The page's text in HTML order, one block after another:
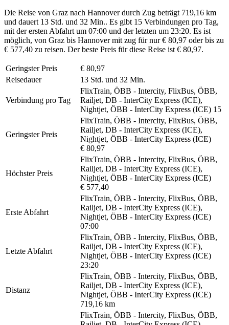
Die Reise von Graz nach Hannover durch Zug beträgt 719,16 km
und dauert 13 Std. und 32 Min.. Es gibt 15 Verbindungen pro Tag,
mit der ersten Abfahrt um 07:00 und der letzten um 23:20. Es ist
möglich, von Graz bis Hannover mit zug für nur € 80,97 oder bis zu
€ 577,40 zu reisen. Der beste Preis für diese Reise ist € 80,97.
Geringster Preis
€ 80,97
Reisedauer
13 Std. und 32 Min.
Verbindung pro Tag
FlixTrain, ÖBB - Intercity, FlixBus, ÖBB,
Railjet, DB - InterCity Express (ICE),
Nightjet, ÖBB - InterCity Express (ICE) 15
Geringster Preis
FlixTrain, ÖBB - Intercity, FlixBus, ÖBB,
Railjet, DB - InterCity Express (ICE),
Nightjet, ÖBB - InterCity Express (ICE)
€ 80,97
Höchster Preis
FlixTrain, ÖBB - Intercity, FlixBus, ÖBB,
Railjet, DB - InterCity Express (ICE),
Nightjet, ÖBB - InterCity Express (ICE)
€ 577,40
Erste Abfahrt
FlixTrain, ÖBB - Intercity, FlixBus, ÖBB,
Railjet, DB - InterCity Express (ICE),
Nightjet, ÖBB - InterCity Express (ICE)
07:00
Letzte Abfahrt
FlixTrain, ÖBB - Intercity, FlixBus, ÖBB,
Railjet, DB - InterCity Express (ICE),
Nightjet, ÖBB - InterCity Express (ICE)
23:20
Distanz
FlixTrain, ÖBB - Intercity, FlixBus, ÖBB,
Railjet, DB - InterCity Express (ICE),
Nightjet, ÖBB - InterCity Express (ICE)
719,16 km
FlixTrain, ÖBB - Intercity, FlixBus, ÖBB,